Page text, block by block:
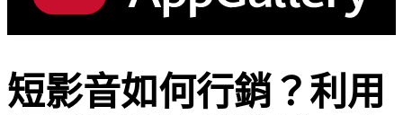
短影音如何行銷？利用